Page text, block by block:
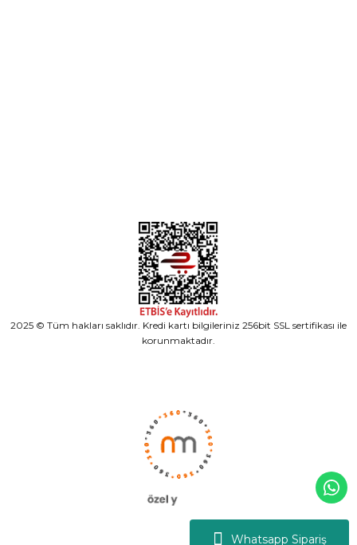
Whatsapp Sipariş
2025 © Tüm hakları saklıdır. Kredi kartı bilgileriniz 256bit SSL sertifikası ile
korunmaktadır.